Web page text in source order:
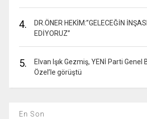
4.
DR.ÖNER HEKİM:”GELECEĞİN
EDİYORUZ”
5.
Elvan Işık Gezmiş, YENİ Parti Genel
Özel’le görüştü
En Son